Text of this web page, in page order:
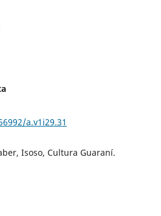
a.v1i29.31
Isoso, Cultura Guaraní.